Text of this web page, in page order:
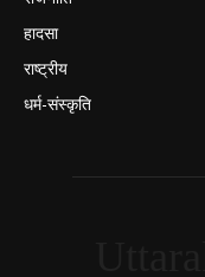
हादसा
राष्ट्रीय
धर्म-संस्कृति